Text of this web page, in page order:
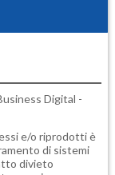
Digital -
e/o riprodotti è
di sistemi
divieto